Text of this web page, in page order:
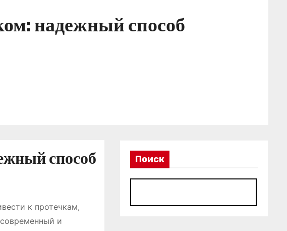
надежный способ
способ
к протечкам,
и
Поиск